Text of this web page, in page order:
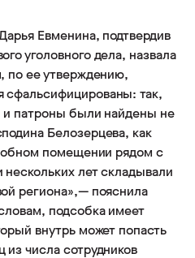
Евменина, подтвердив
уголовного дела, назвала
по ее утверждению,
сфальсифицированы: так,
и патроны были найдены не
Белозерцева, как
помещении рядом с
лет складывали
региона»,— пояснила
подсобка имеет
внутрь может попасть
из числа сотрудников